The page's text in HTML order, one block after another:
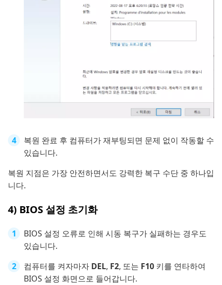
복원 완료 후 컴퓨터가 재부팅되면 문제 없이 작동할 수
있습니다.
복원 지점은 가장 안전하면서도 강력한 복구 수단 중 하나입
니다.
4) BIOS 설정 초기화
BIOS 설정 오류로 인해 시동 복구가 실패하는 경우도
있습니다.
컴퓨터를 켜자마자 DEL, F2, 또는 F10 키를 연타하여
BIOS 설정 화면으로 들어갑니다.